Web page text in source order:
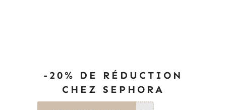
-20% DE RÉDUCTION
CHEZ SEPHORA